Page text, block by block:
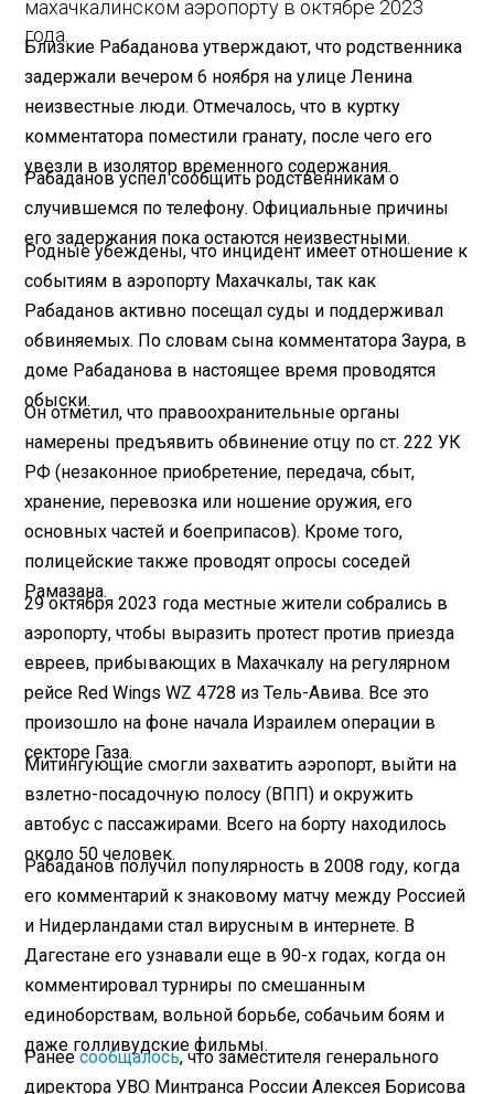
махачкалинском аэропорту в октябре 2023
года.
Близкие Рабаданова утверждают, что родственника
задержали вечером 6 ноября на улице Ленина
неизвестные люди. Отмечалось, что в куртку
комментатора поместили гранату, после чего его
увезли в изолятор временного содержания.
Рабаданов успел сообщить родственникам о
случившемся по телефону. Официальные причины
его задержания пока остаются неизвестными.
Родные убеждены, что инцидент имеет отношение к
событиям в аэропорту Махачкалы, так как
Рабаданов активно посещал суды и поддерживал
обвиняемых. По словам сына комментатора Заура, в
доме Рабаданова в настоящее время проводятся
обыски.
Он отметил, что правоохранительные органы
намерены предъявить обвинение отцу по ст. 222 УК
РФ (незаконное приобретение, передача, сбыт,
хранение, перевозка или ношение оружия, его
основных частей и боеприпасов). Кроме того,
полицейские также проводят опросы соседей
Рамазана.
29 октября 2023 года местные жители собрались в
аэропорту, чтобы выразить протест против приезда
евреев, прибывающих в Махачкалу на регулярном
рейсе Red Wings WZ 4728 из Тель-Авива. Все это
произошло на фоне начала Израилем операции в
секторе Газа.
Митингующие смогли захватить аэропорт, выйти на
взлетно-посадочную полосу (ВПП) и окружить
автобус с пассажирами. Всего на борту находилось
около 50 человек.
Рабаданов получил популярность в 2008 году, когда
его комментарий к знаковому матчу между Россией
и Нидерландами стал вирусным в интернете. В
Дагестане его узнавали еще в 90-х годах, когда он
комментировал турниры по смешанным
единоборствам, вольной борьбе, собачьим боям и
даже голливудские фильмы.
Ранеесообщалось, что заместителя генерального
директора УВО Минтранса России Алексея Борисова